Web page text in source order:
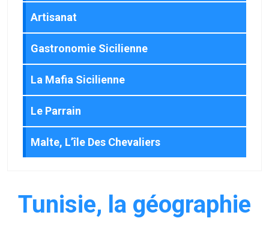
Artisanat
Gastronomie Sicilienne
La Mafia Sicilienne
Le Parrain
Malte, L’île Des Chevaliers
Tunisie, la géographie